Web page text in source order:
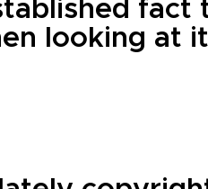
looking at